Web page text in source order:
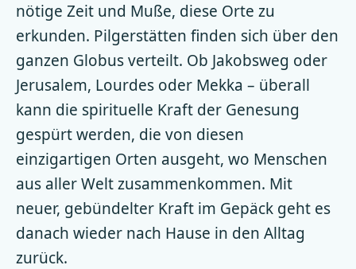
nötige Zeit und Muße, diese Orte zu
erkunden. Pilgerstätten finden sich über den
ganzen Globus verteilt. Ob Jakobsweg oder
Jerusalem, Lourdes oder Mekka – überall
kann die spirituelle Kraft der Genesung
gespürt werden, die von diesen
einzigartigen Orten ausgeht, wo Menschen
aus aller Welt zusammenkommen. Mit
neuer, gebündelter Kraft im Gepäck geht es
danach wieder nach Hause in den Alltag
zurück.